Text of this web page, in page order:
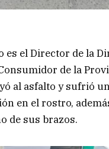
es el Director de la
de la
al asfalto y sufrió
en el rostro,
de sus brazos.